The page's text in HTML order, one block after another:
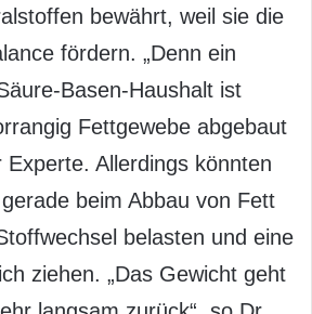
bewährt, weil sie die
fördern. „Denn ein
Basen-Haushalt ist
Fettgewebe abgebaut
Experte. Allerdings könnten
beim Abbau von Fett
belasten und eine
ziehen. „Das Gewicht geht